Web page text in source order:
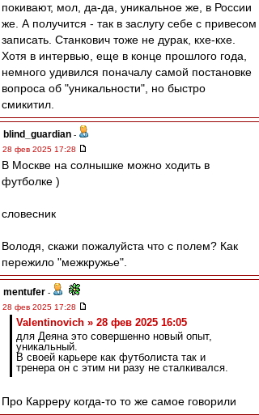
покивают, мол, да-да, уникальное же, в России
же. А получится - так в заслугу себе с привесом
записать. Станкович тоже не дурак, кхе-кхе.
Хотя в интервью, еще в конце прошлого года,
немного удивился поначалу самой постановке
вопроса об "уникальности", но быстро
смикитил.
blind_guardian -
28 фев 2025 17:28
В Москве на солнышке можно ходить в
футболке )
словесник
Володя, скажи пожалуйста что с полем? Как
пережило "межкружье".
mentufer -
28 фев 2025 17:28
Valentinovich » 28 фев 2025 16:05
для Деяна это совершенно новый опыт,
уникальный.
В своей карьере как футболиста так и
тренера он с этим ни разу не сталкивался.
Про Карреру когда-то то же самое говорили